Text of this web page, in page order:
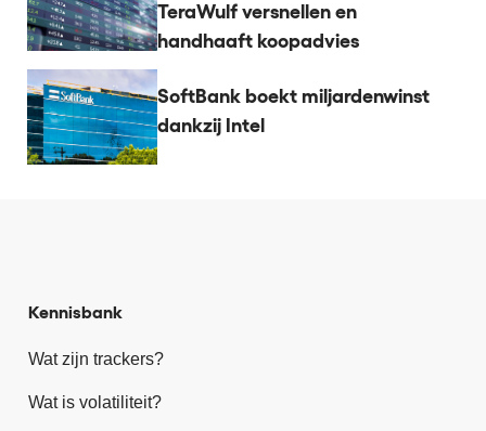
TeraWulf versnellen en
handhaaft koopadvies
SoftBank boekt miljardenwinst
dankzij Intel
Kennisbank
Wat zijn trackers?
Wat is volatiliteit?